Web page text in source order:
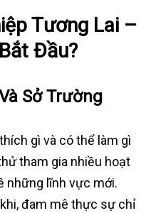
Tương Lai –
Đầu?
Sở Trường
gì và có thể làm gì
tham gia nhiều hoạt
những lĩnh vực mới.
đam mê thực sự chỉ